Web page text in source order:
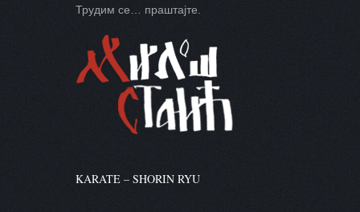
Трудим се… праштајте.
KARATE – SHORIN RYU